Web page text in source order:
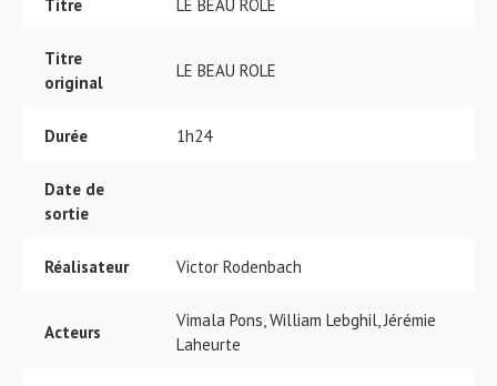
Titre LE BEAU RÔLE
Titre
original
LE BEAU ROLE
Durée 1h24
Date de
sortie
Réalisateur Victor Rodenbach
Acteurs
Vimala Pons, William Lebghil, Jérémie
Laheurte